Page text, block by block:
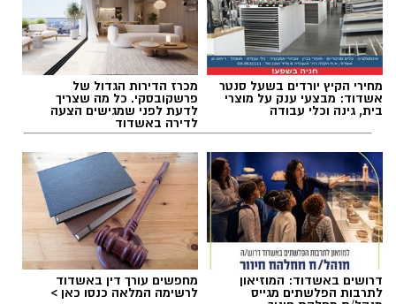
קורס NLP פרקטישינר: כלים ליישום מעשי
יום לאחר מכן, ב־7 באוקטובר 2026, ייצא לדרך
קורס NLP פרקטישינר, שיתקיים בשעות הערב.
הקורס מתמקד בהקניית כלים יישומיים בתחום
ה־NLP ובהכרת שיטות עבודה מעשיות.
בינה מלאכותית: להכיר את הכלים של המחר
הטכנולוגיה תופסת מקום מרכזי גם בתוכנית
ההדרכה, עם קורס בינה מלאכותית, שייפתח ב־22
באוקטובר 2026 ויתקיים בשעות הבוקר. הקורס
תגים:מד"א אשדוד
מחירי הקיץ יורדים בשעל סנטר
אשדוד: מבצעי ענק על מוצרי
בית, גינה וכלי עבודה
מכרז הדירות הגדול של
פרשקובסקי. כל מה שצריך
לדעת לפני שמגישים הצעה
לדירה באשדוד
דרושים באשדוד: המוזיאון
לתרבות הפלשתים מגייס
מחפשים עורך דין באשדוד
לרשימה המלאה כנסו כאן >